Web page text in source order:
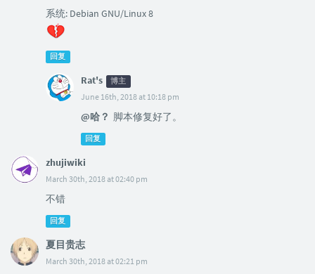
系统: Debian GNU/Linux 8
回复
Rat's 博主
June 16th, 2018 at 10:18 pm
@哈？ 脚本修复好了。
回复
zhujiwiki
March 30th, 2018 at 02:40 pm
不错
回复
夏目贵志
March 30th, 2018 at 02:21 pm